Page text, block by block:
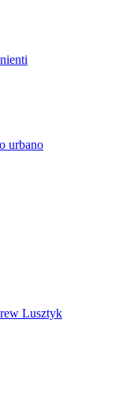
urbano